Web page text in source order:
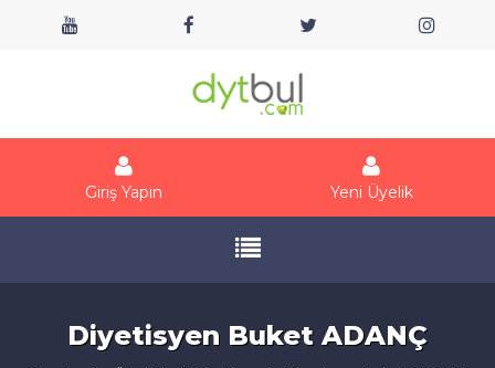
Giriş Yapın Yeni Üyelik
Diyetisyen Buket ADANÇ